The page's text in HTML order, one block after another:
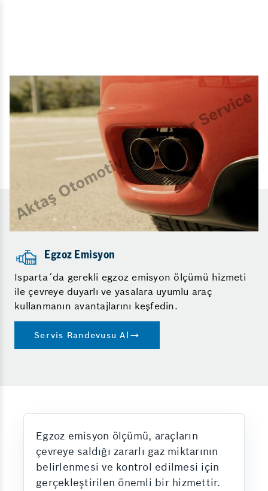
Egzoz Emisyon
Isparta´da gerekli egzoz emisyon ölçümü hizmeti
ile çevreye duyarlı ve yasalara uyumlu araç
kullanmanın avantajlarını keşfedin.
Servis Randevusu Al
Egzoz emisyon ölçümü, araçların
çevreye saldığı zararlı gaz miktarının
belirlenmesi ve kontrol edilmesi için
gerçekleştirilen önemli bir hizmettir.